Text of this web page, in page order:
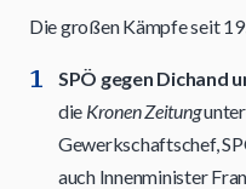
Die großen Kämpfe seit
SPÖ gegen Dichand
die Kronen Zeitung
Gewerkschaftschef,
auch Innenminister